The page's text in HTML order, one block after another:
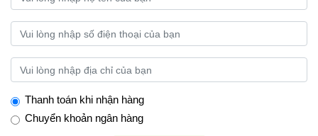
Thanh toán khi nhận hàng
Chuyển khoản ngân hàng